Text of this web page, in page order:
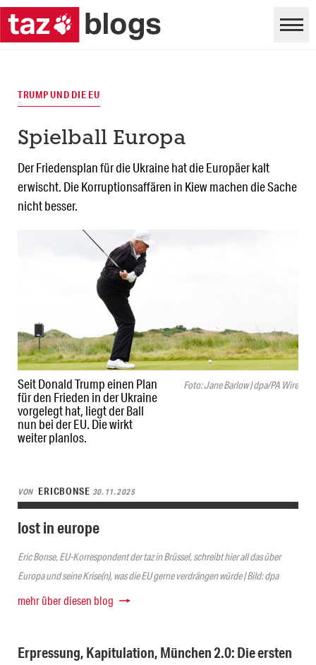
Seit Donald Trump einen Plan
für den Frieden in der Ukraine
vorgelegt hat, liegt der Ball
nun bei der EU. Die wirkt
weiter planlos.
Foto: Jane Barlow | dpa/PA Wire
TRUMP UND DIE EU
Spielball Europa
Der Friedensplan für die Ukraine hat die Europäer kalt
erwischt. Die Korruptionsaffären in Kiew machen die Sache
nicht besser.
VON ERICBONSE 30.11.2025
lost in europe
Eric Bonse, EU-Korrespondent der taz in Brüssel, schreibt hier all das über
Europa und seine Krise(n), was die EU gerne verdrängen würde | Bild: dpa
mehr über diesen blog
Erpressung, Kapitulation, München 2.0: Die ersten